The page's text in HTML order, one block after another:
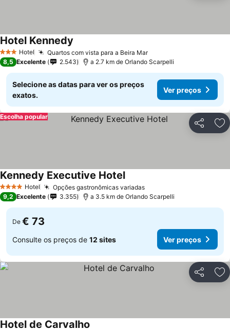
3 EstrelasHotel Quartos com vista para a Beira MarVer preços
Hotel Kennedy
8,5 Excelente 2.543 a 2.7 km de Orlando Scarpelli
Selecione as datas para ver os preços
exatos.
Ver preços
Partilhar
Escolha popular
4 EstrelasHotel Opções gastronômicas variadasVer preços
Kennedy Executive HotelVer preços
9,2 Excelente 3.355 a 3.5 km de Orlando Scarpelli
De € 73
Consulte os preços de 12 sites Ver preços
Partilhar
Hotel de Carvalho